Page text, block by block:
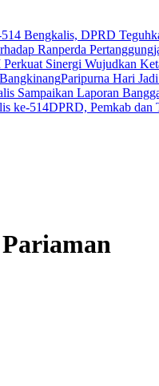
Bengkalis, DPRD
Ranperda
Sinergi Wujudkan
Paripurna Hari
Sampaikan Laporan
ke-514DPRD, Pemkab dan